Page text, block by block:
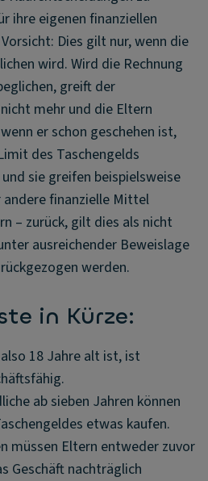
ihre eigenen finanziellen
Dies gilt nur, wenn die
wird. Wird die Rechnung
greift der
mehr und die Eltern
er schon geschehen ist,
des Taschengelds
sie greifen beispielsweise
finanzielle Mittel
– zurück, gilt dies als nicht
ausreichender Beweislage
werden.
in Kürze:
18 Jahre alt ist, ist
ab sieben Jahren können
etwas kaufen.
müssen Eltern entweder zuvor
Geschäft nachträglich